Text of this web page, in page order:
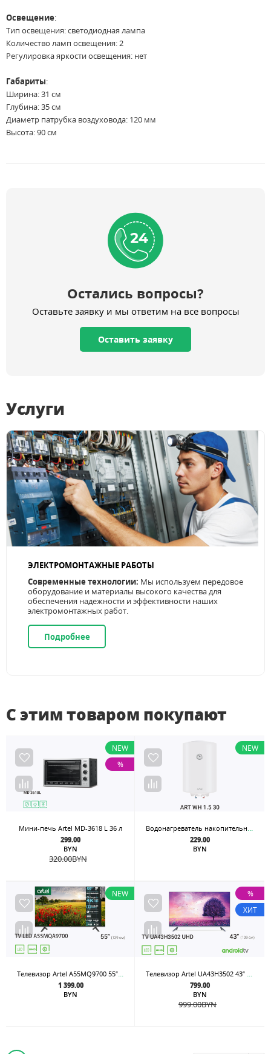
Освещение:
Тип освещения: светодиодная лампа
Количество ламп освещения: 2
Регулировка яркости освещения: нет
Габариты:
Ширина: 31 см
Глубина: 35 см
Диаметр патрубка воздуховода: 120 мм
Высота: 90 см
Остались вопросы?
Оставьте заявку и мы ответим на все вопросы
Оставить заявку
Услуги
ЭЛЕКТРОМОНТАЖНЫЕ РАБОТЫ
Современные технологии: Мы используем передовое
оборудование и материалы высокого качества для
обеспечения надежности и эффективности наших
электромонтажных работ.
Подробнее
С этим товаром покупают
NEW
%
Мини-печь Artel MD-3618 L 36 л
299.00
BYN
320.00BYN
NEW
Водонагреватель накопительный Artel ART WH 1.5 30
229.00
BYN
NEW
Телевизор Artel A55MQ9700 55″ Google tv 4K QLED
1 399.00
BYN
%
ХИТ
Телевизор Artel UA43H3502 43″ Google tv 4K Ultra HD
799.00
BYN
999.00BYN